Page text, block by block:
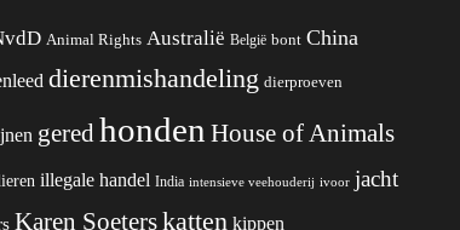
Animal Rights Australië België bont China
dierenmishandeling dierproeven
gered honden House of Animals
illegale handel India intensieve veehouderij ivoor jacht
Karen Soeterskatten kippen